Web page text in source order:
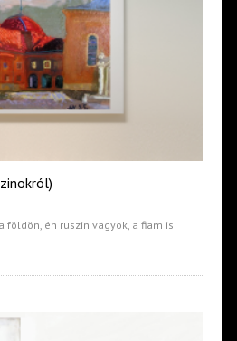
földön, én ruszin vagyok, a fiam is